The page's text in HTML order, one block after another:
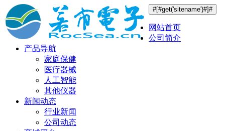
#[#get('sitename')#]#
网站首页
公司简介
产品导航
家庭保健
医疗器械
人工智能
其他仪器
新闻动态
行业新闻
公司动态